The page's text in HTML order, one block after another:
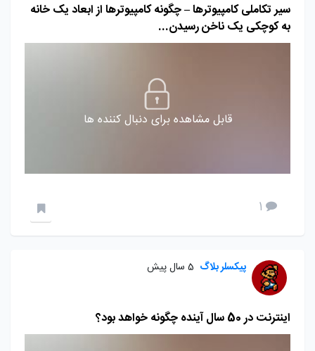
سیر تکاملی کامپیوترها – چگونه کامپیوترها از ابعاد یک خانه
به کوچکی یک ناخن رسیدن...
قابل مشاهده برای دنبال کننده ها
1
پیکسلر بلاگ 5 سال پیش
اینترنت در 50 سال آینده چگونه خواهد بود؟